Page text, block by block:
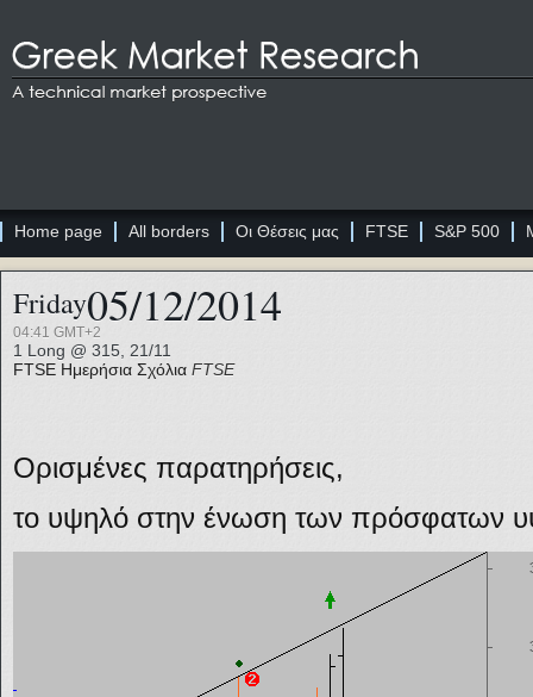
Home page All borders Οι Θέσεις μας FTSE S&P 500
Friday05/12/2014
04:41 GMT+2
1 Long @ 315, 21/11
FTSE Ημερήσια Σχόλια FTSE
Ορισμένες παρατηρήσεις,
το υψηλό στην ένωση των πρόσφατων